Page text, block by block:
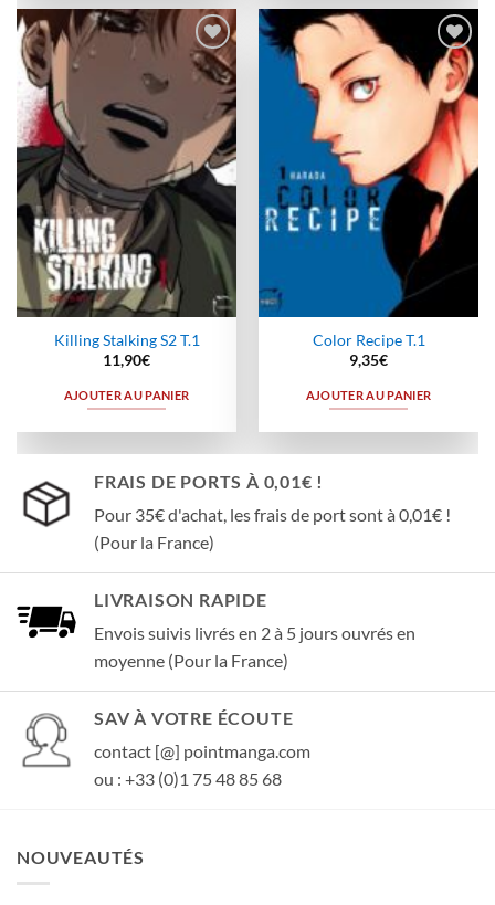
Ajouter
à la
wishlist
Killing Stalking S2 T.1
11,90€
AJOUTER AU PANIER
Ajouter
à la
wishlist
Color Recipe T.1
9,35€
AJOUTER AU PANIER
FRAIS DE PORTS À 0,01€ !
Pour 35€ d'achat, les frais de port sont à 0,01€ !
(Pour la France)
LIVRAISON RAPIDE
Envois suivis livrés en 2 à 5 jours ouvrés en
moyenne (Pour la France)
SAV À VOTRE ÉCOUTE
contact [@] pointmanga.com
ou : +33 (0)1 75 48 85 68
NOUVEAUTÉS